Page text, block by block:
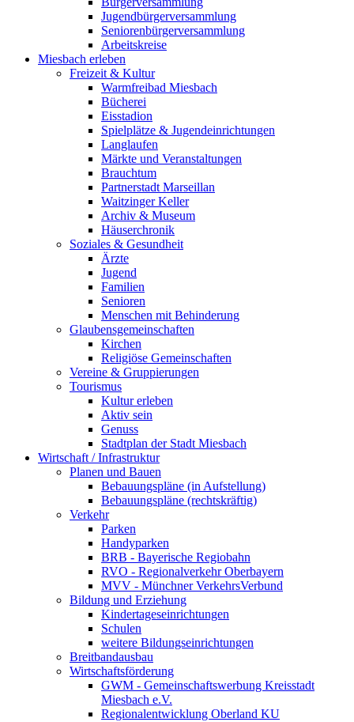
Jugendbürgerversammlung
Seniorenbürgerversammlung
Arbeitskreise
Miesbach erleben
Freizeit & Kultur
Warmfreibad Miesbach
Bücherei
Eisstadion
Spielplätze & Jugendeinrichtungen
Langlaufen
Märkte und Veranstaltungen
Brauchtum
Partnerstadt Marseillan
Waitzinger Keller
Archiv & Museum
Häuserchronik
Soziales & Gesundheit
Ärzte
Jugend
Familien
Senioren
Menschen mit Behinderung
Glaubensgemeinschaften
Kirchen
Religiöse Gemeinschaften
Vereine & Gruppierungen
Tourismus
Kultur erleben
Aktiv sein
Genuss
Stadtplan der Stadt Miesbach
Wirtschaft / Infrastruktur
Planen und Bauen
Bebauungspläne (in Aufstellung)
Bebauungspläne (rechtskräftig)
Verkehr
Parken
Handyparken
BRB - Bayerische Regiobahn
RVO - Regionalverkehr Oberbayern
MVV - Münchner VerkehrsVerbund
Bildung und Erziehung
Kindertageseinrichtungen
Schulen
weitere Bildungseinrichtungen
Breitbandausbau
Wirtschaftsförderung
GWM - Gemeinschaftswerbung Kreisstadt
Miesbach e.V.
Regionalentwicklung Oberland KU